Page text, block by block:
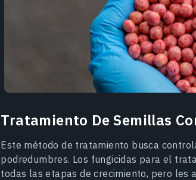
Tratamiento De Semillas
Este método de tratamiento busca
podredumbres. Los fungicidas para el
todas las etapas de crecimiento, pero les